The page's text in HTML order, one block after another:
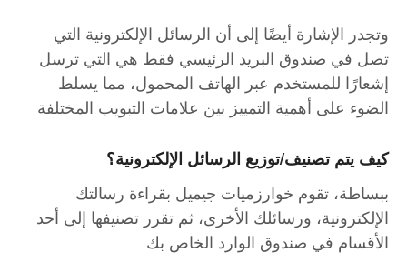
وتجدر الإشارة أيضًا إلى أن الرسائل الإلكترونية التي
تصل في صندوق البريد الرئيسي فقط هي التي ترسل
إشعارًا للمستخدم عبر الهاتف المحمول، مما يسلط
الضوء على أهمية التمييز بين علامات التبويب المختلفة
كيف يتم تصنيف/توزيع الرسائل الإلكترونية؟
ببساطة، تقوم خوارزميات جيميل بقراءة رسالتك
الإلكترونية، ورسائلك الأخرى، ثم تقرر تصنيفها إلى أحد
الأقسام في صندوق الوارد الخاص بك